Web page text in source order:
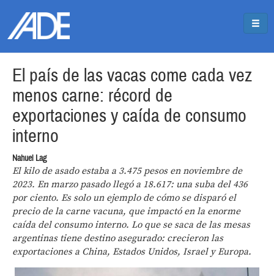
El país de las vacas come cada vez
menos carne: récord de
exportaciones y caída de consumo
interno
Nahuel Lag
El kilo de asado estaba a 3.475 pesos en noviembre de
2023. En marzo pasado llegó a 18.617: una suba del 436
por ciento. Es solo un ejemplo de cómo se disparó el
precio de la carne vacuna, que impactó en la enorme
caída del consumo interno. Lo que se saca de las mesas
argentinas tiene destino asegurado: crecieron las
exportaciones a China, Estados Unidos, Israel y Europa.